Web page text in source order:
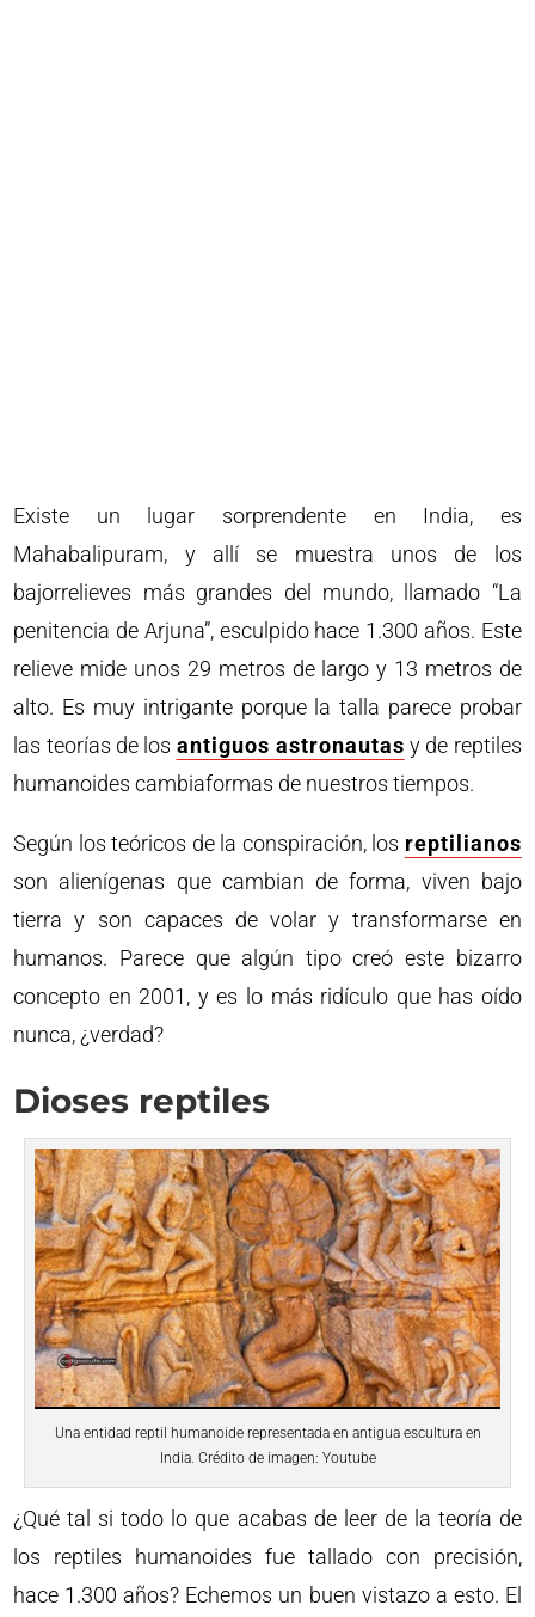
Existe un lugar sorprendente en India, es
Mahabalipuram, y allí se muestra unos de los
bajorrelieves más grandes del mundo, llamado “La
penitencia de Arjuna”, esculpido hace 1.300 años. Este
relieve mide unos 29 metros de largo y 13 metros de
alto. Es muy intrigante porque la talla parece probar
las teorías de los antiguos astronautas y de reptiles
humanoides cambiaformas de nuestros tiempos.
Según los teóricos de la conspiración, los reptilianos
son alienígenas que cambian de forma, viven bajo
tierra y son capaces de volar y transformarse en
humanos. Parece que algún tipo creó este bizarro
concepto en 2001, y es lo más ridículo que has oído
nunca, ¿verdad?
Dioses reptiles
Una entidad reptil humanoide representada en antigua escultura en
India. Crédito de imagen: Youtube
¿Qué tal si todo lo que acabas de leer de la teoría de
los reptiles humanoides fue tallado con precisión,
hace 1.300 años? Echemos un buen vistazo a esto. El